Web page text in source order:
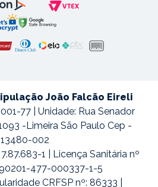
João Falcão Eireli
77 | Unidade: Rua Senador
-Limeira São Paulo Cep -
13480-002
1 | Licença Sanitária nº
477-000337-1-5
CRFSP nº: 86333 |